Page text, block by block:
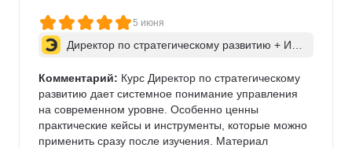
5 июня
Директор по стратегическому развитию + ИИ
Комментарий: Курс Директор по стратегическому
развитию дает системное понимание управления
на современном уровне. Особенно ценны
практические кейсы и инструменты, которые можно
применить сразу после изучения. Материал